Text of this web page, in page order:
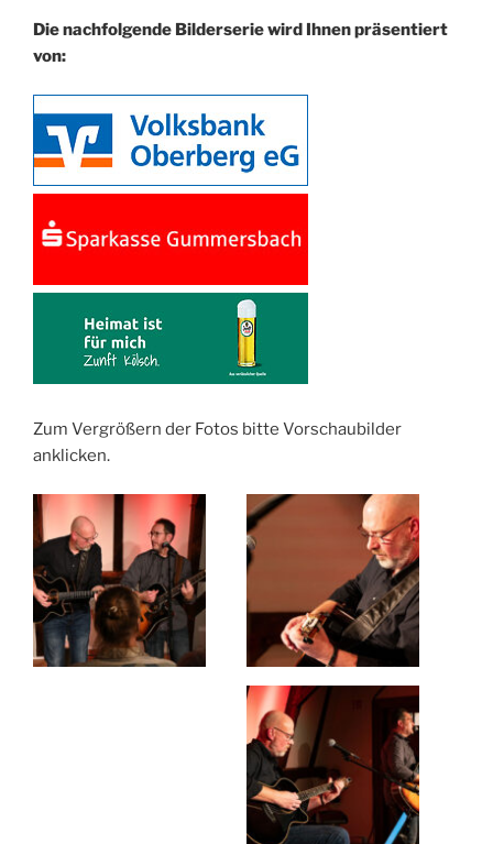
Die nachfolgende Bilderserie wird Ihnen präsentiert
von:
Zum Vergrößern der Fotos bitte Vorschaubilder
anklicken.